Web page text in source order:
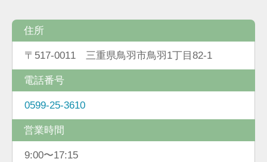
住所
〒517-0011 三重県鳥羽市鳥羽1丁目82-1
電話番号
0599-25-3610
営業時間
9:00〜17:15